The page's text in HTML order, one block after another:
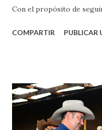
Con el propósito de
municipal, Leo Montañez
Corazón Urbano y el
informó que en este
metros cuadrados de
COMPARTIR PUBLICAR